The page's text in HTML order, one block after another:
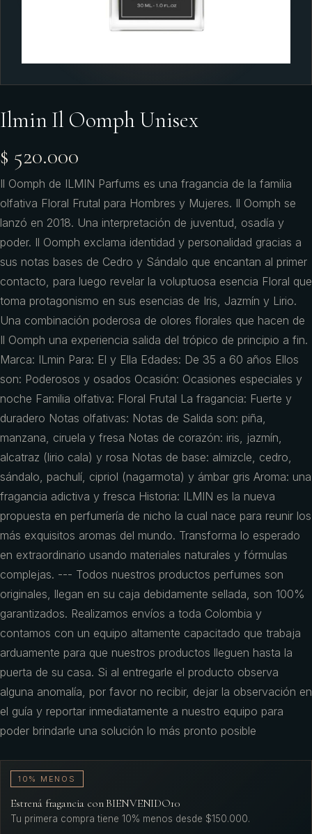
Ilmin Il Oomph Unisex
$ 520.000
Il Oomph de ILMIN Parfums es una fragancia de la familia
olfativa Floral Frutal para Hombres y Mujeres. Il Oomph se
lanzó en 2018. Una interpretación de juventud, osadía y
poder. Il Oomph exclama identidad y personalidad gracias a
sus notas bases de Cedro y Sándalo que encantan al primer
contacto, para luego revelar la voluptuosa esencia Floral que
toma protagonismo en sus esencias de Iris, Jazmín y Lirio.
Una combinación poderosa de olores florales que hacen de
Il Oomph una experiencia salida del trópico de principio a fin.
Marca: ILmin Para: El y Ella Edades: De 35 a 60 años Ellos
son: Poderosos y osados Ocasión: Ocasiones especiales y
noche Familia olfativa: Floral Frutal La fragancia: Fuerte y
duradero Notas olfativas: Notas de Salida son: piña,
manzana, ciruela y fresa Notas de corazón: iris, jazmín,
alcatraz (lirio cala) y rosa Notas de base: almizcle, cedro,
sándalo, pachulí, cipriol (nagarmota) y ámbar gris Aroma: una
fragancia adictiva y fresca Historia: ILMIN es la nueva
propuesta en perfumería de nicho la cual nace para reunir los
más exquisitos aromas del mundo. Transforma lo esperado
en extraordinario usando materiales naturales y fórmulas
complejas. --- Todos nuestros productos perfumes son
originales, llegan en su caja debidamente sellada, son 100%
garantizados. Realizamos envíos a toda Colombia y
contamos con un equipo altamente capacitado que trabaja
arduamente para que nuestros productos lleguen hasta la
puerta de su casa. Si al entregarle el producto observa
alguna anomalía, por favor no recibir, dejar la observación en
el guía y reportar inmediatamente a nuestro equipo para
poder brindarle una solución lo más pronto posible
10% MENOS
Estrená fragancia con BIENVENIDO10
Tu primera compra tiene 10% menos desde $150.000.